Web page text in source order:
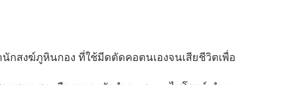
กสงฆ์ภูหินกอง ที่ใช้มีดตัดคอตนเองจนเสียชีวิตเพื่อ